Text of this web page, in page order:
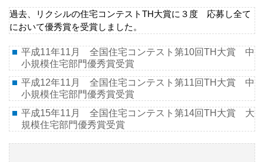
過去、リクシルの住宅コンテストTH大賞に３度 応募し全て
において優秀賞を受賞しました。
平成11年11月 全国住宅コンテスト第10回TH大賞 中
小規模住宅部門優秀賞受賞
平成12年11月 全国住宅コンテスト第11回TH大賞 中
小規模住宅部門優秀賞受賞
平成15年11月 全国住宅コンテスト第14回TH大賞 大
規模住宅部門優秀賞受賞